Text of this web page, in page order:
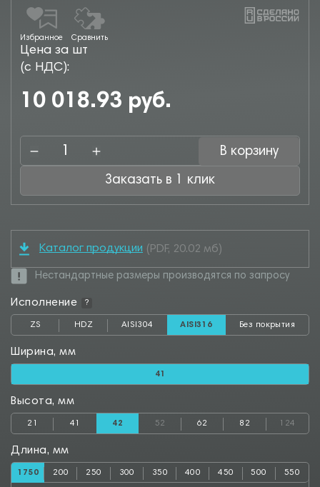
Избранное Сравнить
Цена за шт
(с НДС):
10 018.93 руб.
В корзину
Заказать в 1 клик
Каталог продукции (PDF, 20.02 мб)
Нестандартные размеры производятся по запросу
Исполнение ?
ZS HDZ AISI304 AISI316 Без покрытия
Ширина, мм
41
Высота, мм
21 41 42 52 62 82 124
Длина, мм
1750 200 250 300 350 400 450 500 550